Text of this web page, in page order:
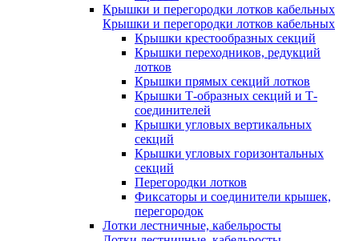
Крышки и перегородки лотков кабельных
Крышки и перегородки лотков кабельных
Крышки крестообразных секций
Крышки переходников, редукций
лотков
Крышки прямых секций лотков
Крышки Т-образных секций и Т-
соединителей
Крышки угловых вертикальных
секций
Крышки угловых горизонтальных
секций
Перегородки лотков
Фиксаторы и соединители крышек,
перегородок
Лотки лестничные, кабельросты